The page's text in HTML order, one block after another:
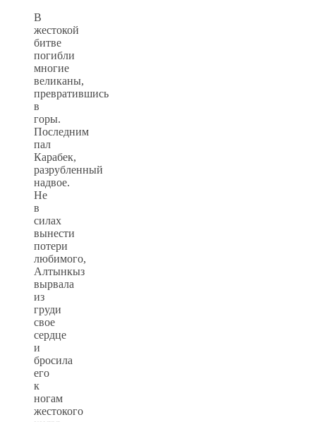
В
жестокой
битве
погибли
многие
великаны,
превратившись
в
горы.
Последним
пал
Карабек,
разрубленный
надвое.
Не
в
силах
вынести
потери
любимого,
Алтынкыз
вырвала
из
груди
свое
сердце
и
бросила
его
к
ногам
жестокого